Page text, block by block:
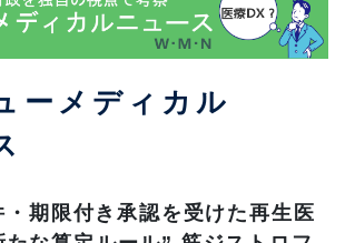
ーメディカル
期限付き承認を受けた再生医